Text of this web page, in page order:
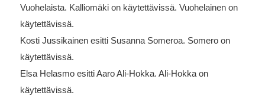
Vuohelaista. Kalliomäki on käytettävissä. Vuohelainen on
käytettävissä.
Kosti Jussikainen esitti Susanna Someroa. Somero on
käytettävissä.
Elsa Helasmo esitti Aaro Ali-Hokka. Ali-Hokka on
käytettävissä.